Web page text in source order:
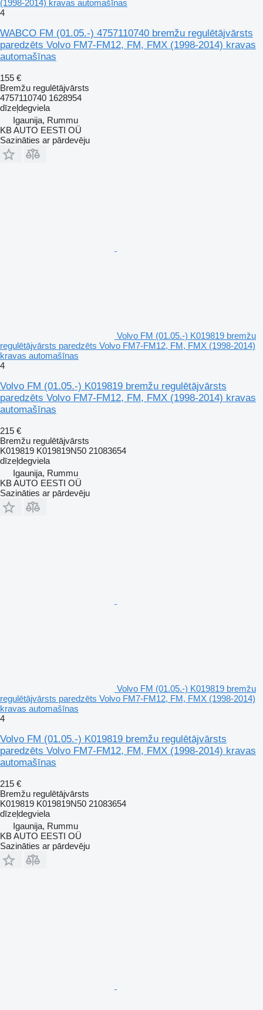
(1998-2014) kravas automašīnas
4
WABCO FM (01.05.-) 4757110740 bremžu regulētājvārsts
paredzēts Volvo FM7-FM12, FM, FMX (1998-2014) kravas
automašīnas
155 €
Bremžu regulētājvārsts
4757110740 1628954
dīzeļdegviela
Igaunija, Rummu
KB AUTO EESTI OÜ
Sazināties ar pārdevēju
Volvo FM (01.05.-) K019819 bremžu
regulētājvārsts paredzēts Volvo FM7-FM12, FM, FMX (1998-2014)
kravas automašīnas
4
Volvo FM (01.05.-) K019819 bremžu regulētājvārsts
paredzēts Volvo FM7-FM12, FM, FMX (1998-2014) kravas
automašīnas
215 €
Bremžu regulētājvārsts
K019819 K019819N50 21083654
dīzeļdegviela
Igaunija, Rummu
KB AUTO EESTI OÜ
Sazināties ar pārdevēju
Volvo FM (01.05.-) K019819 bremžu
regulētājvārsts paredzēts Volvo FM7-FM12, FM, FMX (1998-2014)
kravas automašīnas
4
Volvo FM (01.05.-) K019819 bremžu regulētājvārsts
paredzēts Volvo FM7-FM12, FM, FMX (1998-2014) kravas
automašīnas
215 €
Bremžu regulētājvārsts
K019819 K019819N50 21083654
dīzeļdegviela
Igaunija, Rummu
KB AUTO EESTI OÜ
Sazināties ar pārdevēju